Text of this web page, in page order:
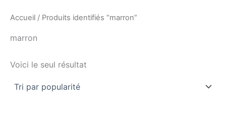
Accueil / Produits identifiés “marron”
marron
Voici le seul résultat